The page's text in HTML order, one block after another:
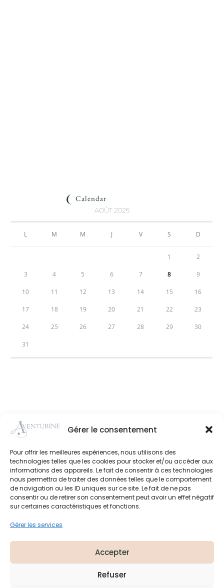
Gérer le consentement
Pour offrir les meilleures expériences, nous utilisons des
technologies telles que les cookies pour stocker et/ou accéder aux
informations des appareils. Le fait de consentir à ces technologies
nous permettra de traiter des données telles que le comportement
de navigation ou les ID uniques sur ce site. Le fait de ne pas
consentir ou de retirer son consentement peut avoir un effet négatif
sur certaines caractéristiques et fonctions.
Gérer les services
Accepter
Refuser
Calendar
AOÛT 2026
L M M J V S D
1 2
3 4 5 6 7 8 9
10 11 12 13 14 15 16
17 18 19 20 21 22 23
24 25 26 27 28 29 30
31
Achat en
boutique
collect
d'oreille
Téléphone: 01 43 09 11 98
Suivez-nous aussi sur